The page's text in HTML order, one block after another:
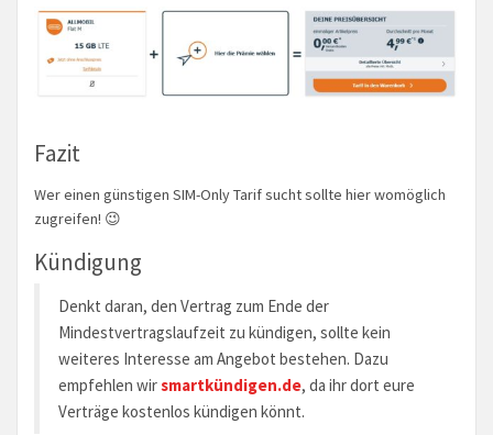
Fazit
Wer einen günstigen SIM-Only Tarif sucht sollte hier womöglich
zugreifen! 😉
Kündigung
Denkt daran, den Vertrag zum Ende der
Mindestvertragslaufzeit zu kündigen, sollte kein
weiteres Interesse am Angebot bestehen. Dazu
empfehlen wirsmartkündigen.de, da ihr dort eure
Verträge kostenlos kündigen könnt.